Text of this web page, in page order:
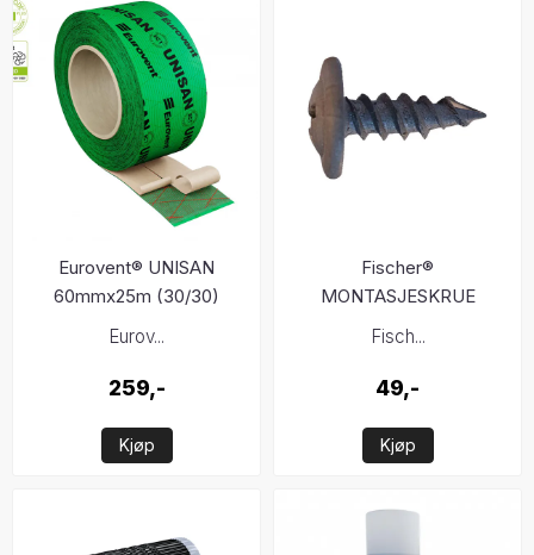
Eurovent® UNISAN
60mmx25m (30/30)
Eurov...
259,-
Kjøp
Fischer®
MONTASJESKRUE
4,2X13mm
Fisch...
49,-
Kjøp